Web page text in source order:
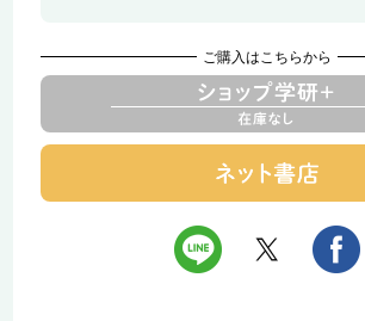
ご購入はこちらから